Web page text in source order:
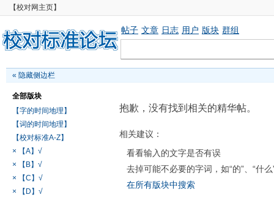
【校对网主页】
帖子 文章 日志 用户 版块 群组
« 隐藏侧边栏
全部版块
【字的时间地理】
【词的时间地理】
【校对标准A-Z】
× 【A】√
× 【B】√
× 【C】√
× 【D】√
抱歉，没有找到相关的精华帖。
相关建议：
看看输入的文字是否有误
去掉可能不必要的字词，如“的”、“什么
在所有版块中搜索